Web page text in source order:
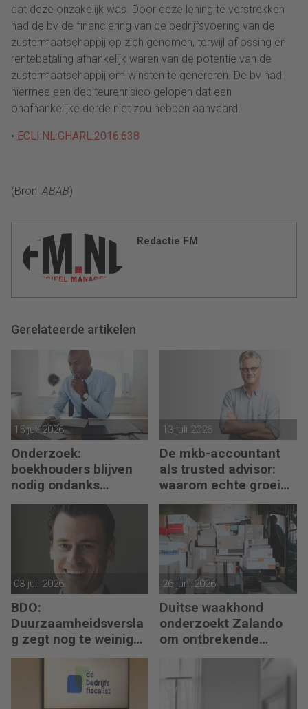
dat deze onzakelijk was. Door deze lening te verstrekken
had de bv de financiering van de bedrijfsvoering van de
zustermaatschappij op zich genomen, terwijl aflossing en
rentebetaling afhankelijk waren van de potentie van de
zustermaatschappij om winsten te genereren. De bv had
hiermee een debiteurenrisico gelopen dat een
onafhankelijke derde niet zou hebben aanvaard.
• ECLI:NL:GHARL:2016:638
(Bron: ABAB)
Redactie FM
Gerelateerde artikelen
15 juli 2026
Onderzoek:
boekhouders blijven
nodig ondanks
boekhoudsoftware
13 juli 2026
De mkb-accountant
als trusted advisor:
waarom echte groei
begint met reflectie
03 juli 2026
BDO:
Duurzaamheidsversla
g zegt nog te weinig
over waarde en risico’s
26 juni 2026
Duitse waakhond
onderzoekt Zalando
om ontbrekende
transactie in